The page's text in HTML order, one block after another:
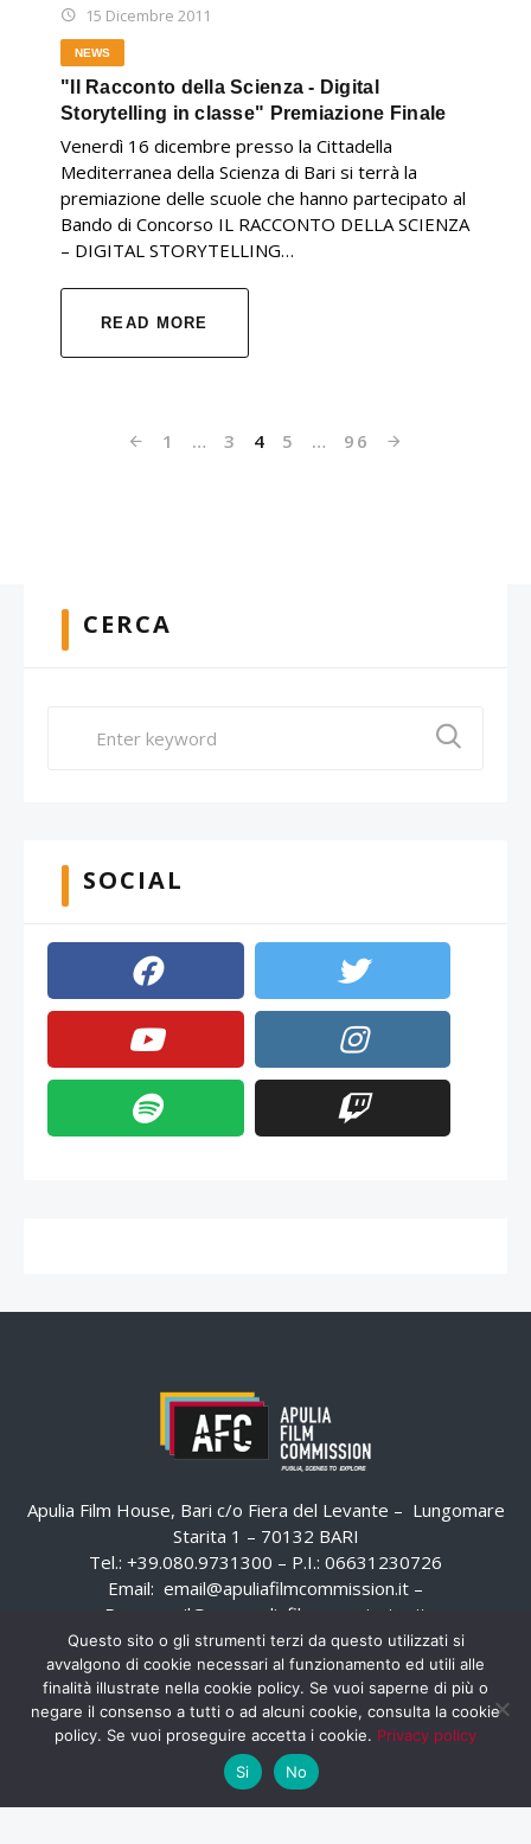
15 Dicembre 2011
NEWS
"Il Racconto della Scienza - Digital
Storytelling in classe" Premiazione Finale
Venerdì 16 dicembre presso la Cittadella
Mediterranea della Scienza di Bari si terrà la
premiazione delle scuole che hanno partecipato al
Bando di Concorso IL RACCONTO DELLA SCIENZA
– DIGITAL STORYTELLING…
READ MORE
1 … 3 4 5 … 96
CERCA
SOCIAL
Apulia Film House, Bari c/o Fiera del Levante – Lungomare
Starita 1 – 70132 BARI
Tel.: +39.080.9731300 – P.I.: 06631230726
Email: email@apuliafilmcommission.it –
Pec:
email@pec.apuliafilmcommission.it
Questo sito o gli strumenti terzi da questo utilizzati si
avvalgono di cookie necessari al funzionamento ed utili alle
finalità illustrate nella cookie policy. Se vuoi saperne di più o
negare il consenso a tutti o ad alcuni cookie, consulta la cookie
policy. Se vuoi proseguire accetta i cookie. Privacy policy
Si
No